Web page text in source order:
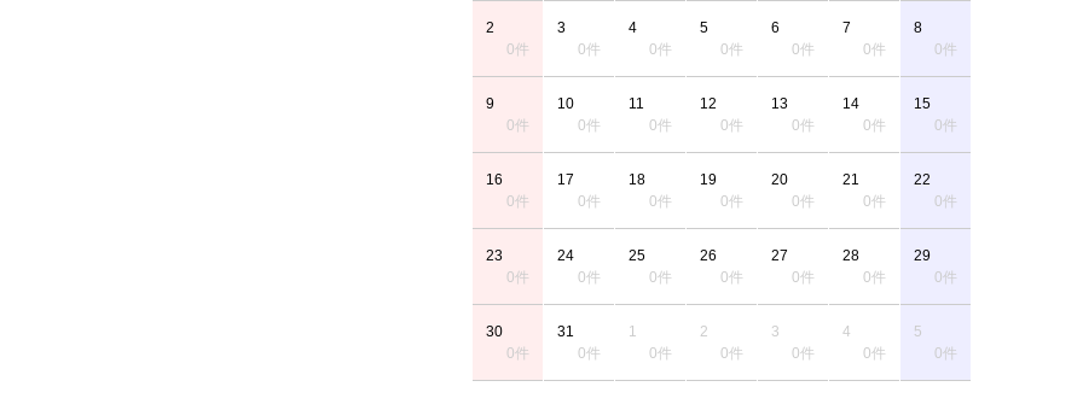
2
0件
3
0件
4
0件
5
0件
6
0件
7
0件
8
0件
9
0件
10
0件
11
0件
12
0件
13
0件
14
0件
15
0件
16
0件
17
0件
18
0件
19
0件
20
0件
21
0件
22
0件
23
0件
24
0件
25
0件
26
0件
27
0件
28
0件
29
0件
30
0件
31
0件
1
0件
2
0件
3
0件
4
0件
5
0件